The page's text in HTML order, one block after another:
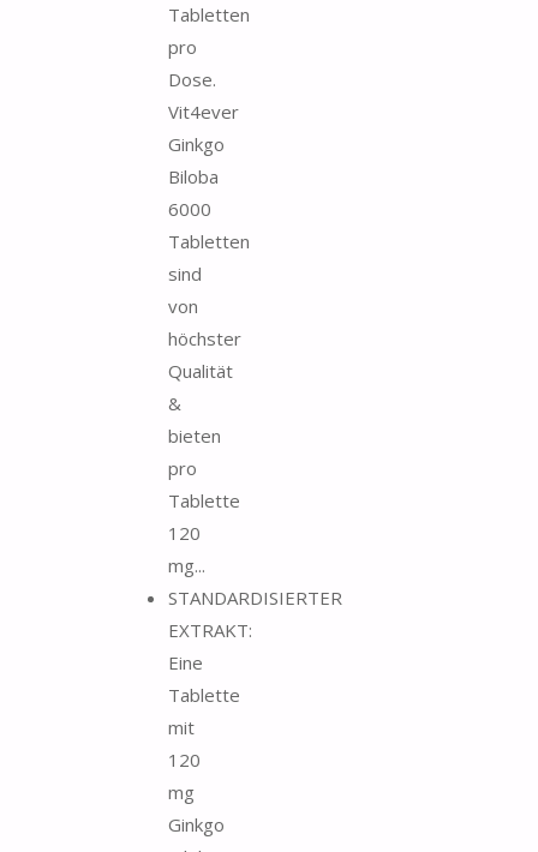
Tabletten
pro
Dose.
Vit4ever
Ginkgo
Biloba
6000
Tabletten
sind
von
höchster
Qualität
&
bieten
pro
Tablette
120
mg...
STANDARDISIERTER
EXTRAKT:
Eine
Tablette
mit
120
mg
Ginkgo